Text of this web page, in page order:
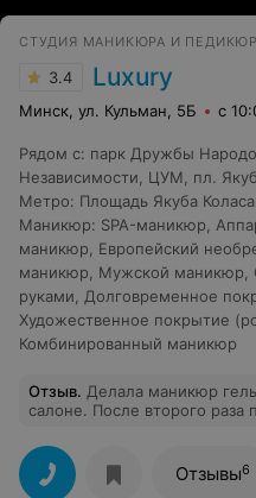
СТУДИЯ МАНИКЮРА И
3.4 Luxury
Минск, ул. Кульман, 5Б с
Рядом с: парк Дружбы
Независимости, ЦУМ, пл.
Метро: Площадь Якуба Коласа
Маникюр: SPA-маникюр,
маникюр, Европейский
маникюр, Мужской маникюр,
руками, Долговременное
Художественное покрытие
Комбинированный маникюр
Отзыв. Делала маникюр
салоне. После второго раза
две недели все было
другой салон и мастер
повреждена, ногти нужно
Отзывы6